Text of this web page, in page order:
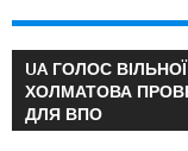
UA ГОЛОС
ХОЛМАТОВА
ДЛЯ ВПО